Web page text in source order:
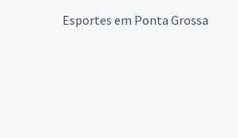
Esportes em Ponta Grossa